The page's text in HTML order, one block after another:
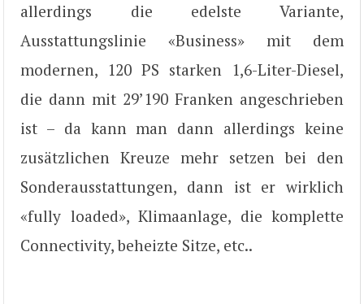
allerdings die edelste Variante,
Ausstattungslinie «Business» mit dem
modernen, 120 PS starken 1,6-Liter-Diesel,
die dann mit 29’190 Franken angeschrieben
ist – da kann man dann allerdings keine
zusätzlichen Kreuze mehr setzen bei den
Sonderausstattungen, dann ist er wirklich
«fully loaded», Klimaanlage, die komplette
Connectivity, beheizte Sitze, etc..